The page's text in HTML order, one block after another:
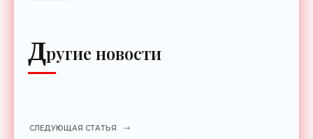
Другие новости
СЛЕДУЮЩАЯ СТАТЬЯ